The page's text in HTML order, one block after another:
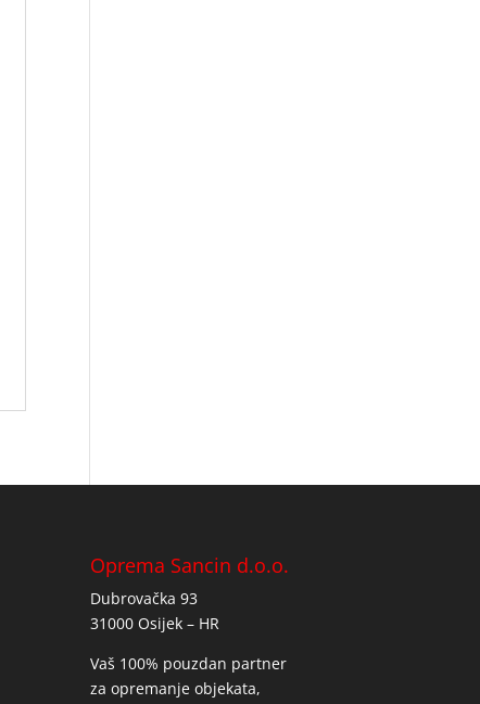
Oprema Sancin d.o.o.
Dubrovačka 93
31000 Osijek – HR
Vaš 100% pouzdan partner
za opremanje objekata,